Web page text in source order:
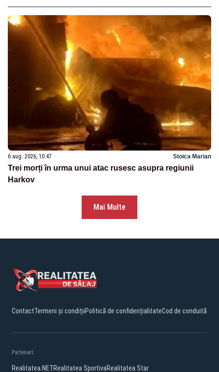
6 aug. 2026, 10:47 Stoica Marian
Trei morți în urma unui atac rusesc asupra regiunii
Harkov
Mai Multe
ContactTermeni și condițiiPolitică de confidențialitateCod de conduită
Parteneri:
Realitatea.NETRealitatea SportivaRealitatea Star